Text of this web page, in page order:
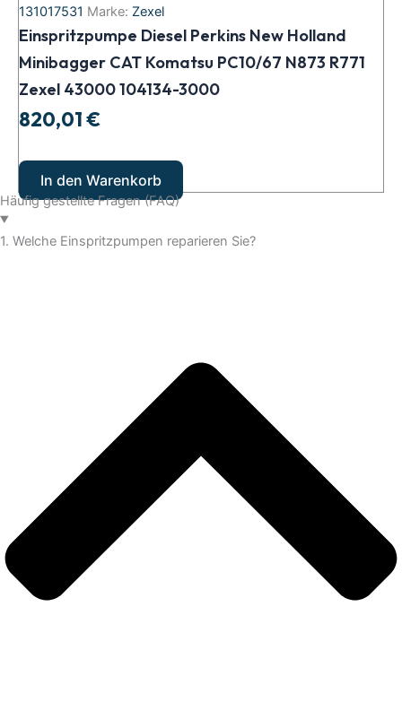
131017531 Marke: Zexel
Einspritzpumpe Diesel Perkins New Holland
Minibagger CAT Komatsu PC10/67 N873 R771
Zexel 43000 104134-3000
820,01€
In den Warenkorb
Häufig gestellte Fragen (FAQ)
1. Welche Einspritzpumpen reparieren Sie?